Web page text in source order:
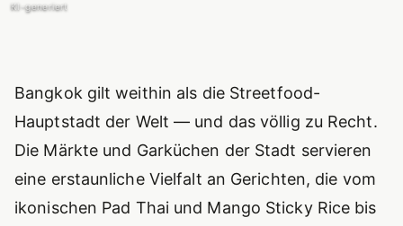
KI-generiert
Einführung
Bangkok gilt weithin als die Streetfood-
Hauptstadt der Welt — und das völlig zu Recht.
Die Märkte und Garküchen der Stadt servieren
eine erstaunliche Vielfalt an Gerichten, die vom
ikonischen Pad Thai und Mango Sticky Rice bis